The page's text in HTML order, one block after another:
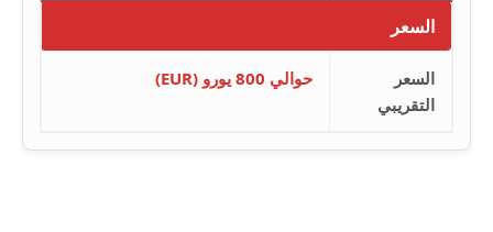
السعر
السعر
التقريبي
حوالي 800 يورو (EUR)